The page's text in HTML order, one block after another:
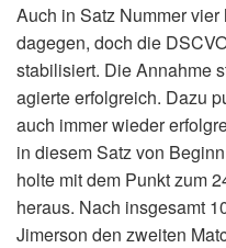
Auch in Satz Nummer
dagegen, doch die
stabilisiert. Die Annahme
agierte erfolgreich. Dazu
auch immer wieder
in diesem Satz von
holte mit dem Punkt zum
heraus. Nach insgesamt
Jimerson den zweiten